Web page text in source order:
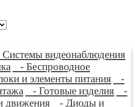
видеонаблюдения
- Беспроводное
и элементы питания
-
- Готовые изделия
-
движения
- Диоды и